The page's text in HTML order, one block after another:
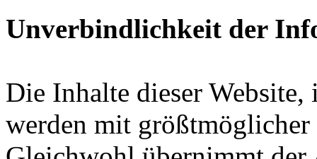
Unverbindlichkeit der
Die Inhalte dieser Website,
werden mit